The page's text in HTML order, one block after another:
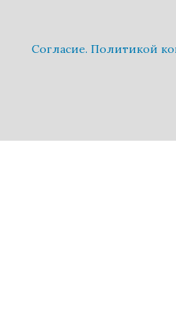
Cогласие. Политикой